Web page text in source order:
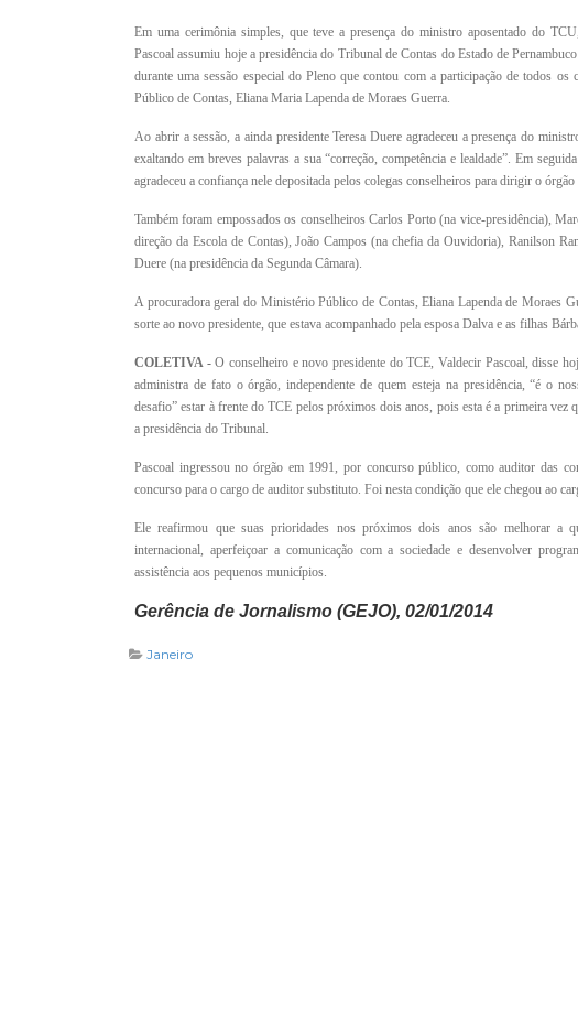
Em uma cerimônia simples, que teve a presença do ministro aposentado do
Pascoal assumiu hoje a presidência do Tribunal de Contas do Estado de
durante uma sessão especial do Pleno que contou com a participação de todos
Público de Contas, Eliana Maria Lapenda de Moraes Guerra.
Ao abrir a sessão, a ainda presidente Teresa Duere agradeceu a presença do
exaltando em breves palavras a sua “correção, competência e lealdade”. Em
agradeceu a confiança nele depositada pelos colegas conselheiros para dirigir o
Também foram empossados os conselheiros Carlos Porto (na vice-presidência),
direção da Escola de Contas), João Campos (na chefia da Ouvidoria), Ranilson
Duere (na presidência da Segunda Câmara).
A procuradora geral do Ministério Público de Contas, Eliana Lapenda de Moraes
sorte ao novo presidente, que estava acompanhado pela esposa Dalva e as filhas
COLETIVA -O conselheiro e novo presidente do TCE, Valdecir Pascoal, disse
administra de fato o órgão, independente de quem esteja na presidência, “é o
desafio” estar à frente do TCE pelos próximos dois anos, pois esta é a primeira vez
a presidência do Tribunal.
Pascoal ingressou no órgão em 1991, por concurso público, como auditor das
concurso para o cargo de auditor substituto. Foi nesta condição que ele chegou ao
Ele reafirmou que suas prioridades nos próximos dois anos são melhorar a
internacional, aperfeiçoar a comunicação com a sociedade e desenvolver
assistência aos pequenos municípios.
Gerência de Jornalismo (GEJO), 02/01/2014
Janeiro